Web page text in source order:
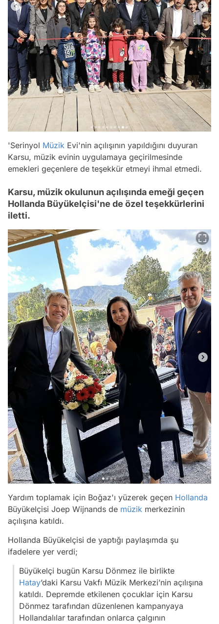
'Serinyol Müzik Evi'nin açılışının yapıldığını duyuran
Karsu, müzik evinin uygulamaya geçirilmesinde
emekleri geçenlere de teşekkür etmeyi ihmal etmedi.
Karsu, müzik okulunun açılışında emeği geçen
Hollanda Büyükelçisi'ne de özel teşekkürlerini
iletti.
Yardım toplamak için Boğaz'ı yüzerek geçen Hollanda
Büyükelçisi Joep Wijnands de müzik merkezinin
açılışına katıldı.
Hollanda Büyükelçisi de yaptığı paylaşımda şu
ifadelere yer verdi;
Büyükelçi bugün Karsu Dönmez ile birlikte
Hatay’daki Karsu Vakfı Müzik Merkezi’nin açılışına
katıldı. Depremde etkilenen çocuklar için Karsu
Dönmez tarafından düzenlenen kampanyaya
Hollandalılar tarafından onlarca çalgının